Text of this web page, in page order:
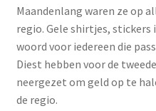
Maandenlang waren ze op
regio. Gele shirtjes, stickers
woord voor iedereen die
Diest hebben voor de
neergezet om geld op te
de regio.